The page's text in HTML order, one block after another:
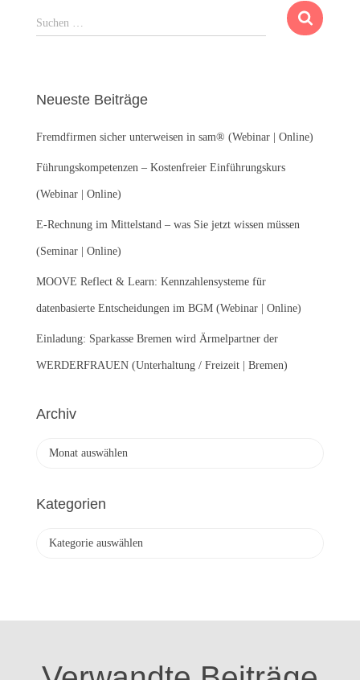
S
u
n
a
h
:
Suchen …
Neueste Beiträge
Fremdfirmen sicher unterweisen in sam® (Webinar | Online)
Führungskompetenzen – Kostenfreier Einführungskurs
(Webinar | Online)
E-Rechnung im Mittelstand – was Sie jetzt wissen müssen
(Seminar | Online)
MOOVE Reflect & Learn: Kennzahlensysteme für
datenbasierte Entscheidungen im BGM (Webinar | Online)
Einladung: Sparkasse Bremen wird Ärmelpartner der
WERDERFRAUEN (Unterhaltung / Freizeit | Bremen)
Archiv
h
Kategorien
o